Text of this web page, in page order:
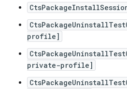
profile]
private-profile]